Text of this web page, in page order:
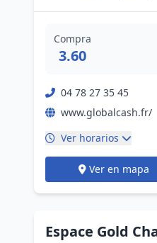
Compra
3.60
04 78 27 35 45
www.globalcash.fr/
Ver horarios
Ver en mapa
Espace Gold